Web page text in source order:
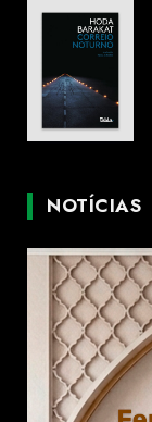
NOTÍCIAS